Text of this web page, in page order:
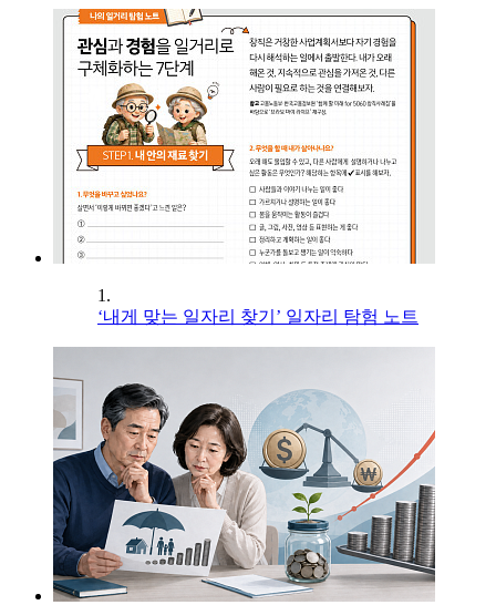
1.
‘내게 맞는 일자리 찾기’ 일자리 탐험 노트